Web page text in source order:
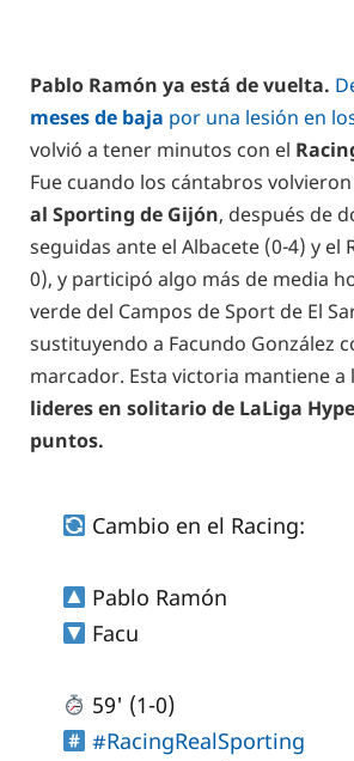
Pablo Ramón ya está de vuelta.
meses de baja por una lesión en
volvió a tener minutos con el
Fue cuando los cántabros volvieron
al Sporting de Gijón, después de
seguidas ante el Albacete (0-4) y el
0), y participó algo más de media
verde del Campos de Sport de El
sustituyendo a Facundo González
marcador. Esta victoria mantiene a
lideres en solitario de LaLiga
puntos.
Cambio en el Racing:
Pablo Ramón
Facu
59' (1-0)
#RacingRealSporting